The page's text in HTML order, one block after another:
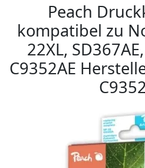
Peach
kompatibel zu
22XL,
C9352AE